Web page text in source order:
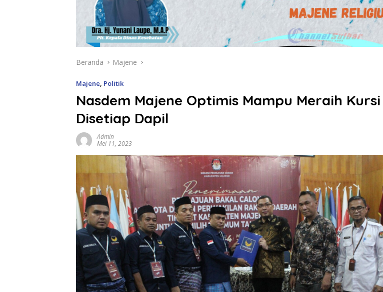
Beranda Majene
Majene, Politik
Nasdem Majene Optimis Mampu Meraih Kursi
Disetiap Dapil
Admin
Mei 11, 2023